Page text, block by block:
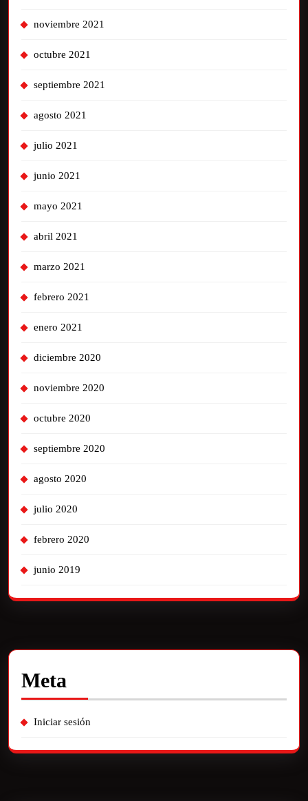
noviembre 2021
octubre 2021
septiembre 2021
agosto 2021
julio 2021
junio 2021
mayo 2021
abril 2021
marzo 2021
febrero 2021
enero 2021
diciembre 2020
noviembre 2020
octubre 2020
septiembre 2020
agosto 2020
julio 2020
febrero 2020
junio 2019
Meta
Iniciar sesión